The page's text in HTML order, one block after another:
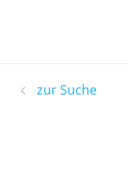
zur Suche